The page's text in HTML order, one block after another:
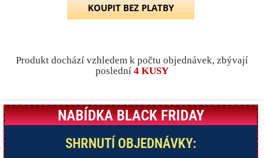
KOUPIT BEZ PLATBY
Produkt dochází vzhledem k počtu objednávek, zbývají
poslední 4 KUSY
NABÍDKA BLACK FRIDAY
SHRNUTÍ OBJEDNÁVKY:
NABÍDKA BLACK FRIDAY
2 099 Kč KOUPIT HNED